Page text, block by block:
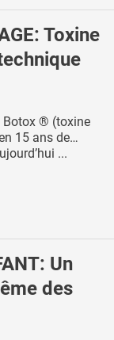
Toxine
Botox ® (toxine
15 ans de…
...
Un
des